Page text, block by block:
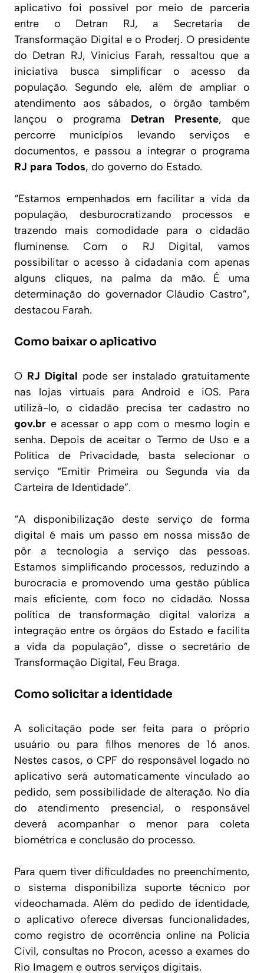
aplicativo foi possível por meio de parceria
entre o Detran RJ, a Secretaria de
Transformação Digital e o Proderj. O presidente
do Detran RJ, Vinicius Farah, ressaltou que a
iniciativa busca simplificar o acesso da
população. Segundo ele, além de ampliar o
atendimento aos sábados, o órgão também
lançou o programa Detran Presente, que
percorre municípios levando serviços e
documentos, e passou a integrar o programa
RJ para Todos, do governo do Estado.
“Estamos empenhados em facilitar a vida da
população, desburocratizando processos e
trazendo mais comodidade para o cidadão
fluminense. Com o RJ Digital, vamos
possibilitar o acesso à cidadania com apenas
alguns cliques, na palma da mão. É uma
determinação do governador Cláudio Castro”,
destacou Farah.
Como baixar o aplicativo
O RJ Digital pode ser instalado gratuitamente
nas lojas virtuais para Android e iOS. Para
utilizá-lo, o cidadão precisa ter cadastro no
gov.br e acessar o app com o mesmo login e
senha. Depois de aceitar o Termo de Uso e a
Política de Privacidade, basta selecionar o
serviço “Emitir Primeira ou Segunda via da
Carteira de Identidade”.
“A disponibilização deste serviço de forma
digital é mais um passo em nossa missão de
pôr a tecnologia a serviço das pessoas.
Estamos simplificando processos, reduzindo a
burocracia e promovendo uma gestão pública
mais eficiente, com foco no cidadão. Nossa
política de transformação digital valoriza a
integração entre os órgãos do Estado e facilita
a vida da população”, disse o secretário de
Transformação Digital, Feu Braga.
Como solicitar a identidade
A solicitação pode ser feita para o próprio
usuário ou para filhos menores de 16 anos.
Nestes casos, o CPF do responsável logado no
aplicativo será automaticamente vinculado ao
pedido, sem possibilidade de alteração. No dia
do atendimento presencial, o responsável
deverá acompanhar o menor para coleta
biométrica e conclusão do processo.
Para quem tiver dificuldades no preenchimento,
o sistema disponibiliza suporte técnico por
videochamada. Além do pedido de identidade,
o aplicativo oferece diversas funcionalidades,
como registro de ocorrência online na Polícia
Civil, consultas no Procon, acesso a exames do
Rio Imagem e outros serviços digitais.